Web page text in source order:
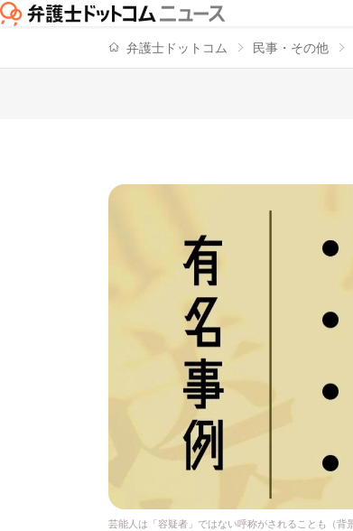
弁護士ドットコム 民事・その他
芸能人は「容疑者」ではない呼称がされることも（背